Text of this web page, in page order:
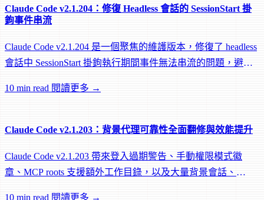
Claude Code v2.1.204：修復 Headless 會話的 SessionStart 掛
鉤事件串流
Claude Code v2.1.204 是一個聚焦的維護版本，修復了 headless
會話中 SessionStart 掛鉤執行期間事件無法串流的問題，避免
10 min read 閱讀更多 →
Claude Code v2.1.203：背景代理可靠性全面翻修與效能提升
Claude Code v2.1.203 帶來登入過期警告、手動權限模式徽
章、MCP roots 支援額外工作目錄，以及大量背景會話、
10 min read 閱讀更多 →